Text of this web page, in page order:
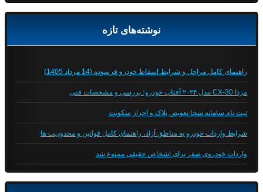
نوشته‌های تازه
راهنمای کامل مراحل و شرایط اسقاط خودرو فرسوده (14 مرداد 1405)
مزدا CX-30 مدل ۲۰۲۴ آفتاب خودرو؛ بررسی و مشخصات فنی
ثبت نام سامانه سخا تعویض پلاک و احراز سکونت
شرایط واردات خودرو به مناطق آزاد، راهنمای کامل قوانین و محدودیت ها
واردات خودروی صفر برای اشخاص حقیقی ممنوع شد